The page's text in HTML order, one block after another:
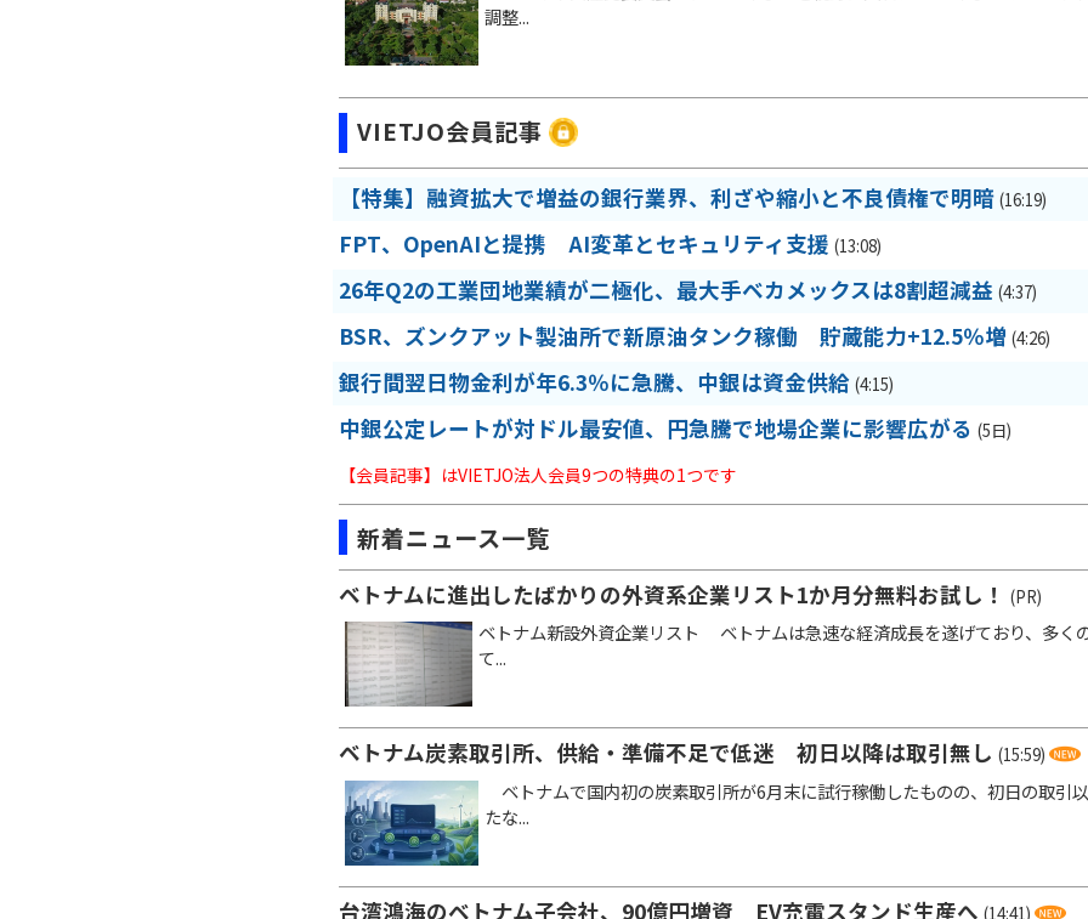
調整...
VIETJO会員記事
【特集】融資拡大で増益の銀行業界、利ざや縮小と不良債権で明暗 (16:19)
FPT、OpenAIと提携 AI変革とセキュリティ支援 (13:08)
26年Q2の工業団地業績が二極化、最大手ベカメックスは8割超減益 (4:37)
BSR、ズンクアット製油所で新原油タンク稼働 貯蔵能力+12.5％増 (4:26)
銀行間翌日物金利が年6.3％に急騰、中銀は資金供給 (4:15)
中銀公定レートが対ドル最安値、円急騰で地場企業に影響広がる (5日)
【会員記事】はVIETJO法人会員9つの特典の1つです
新着ニュース一覧
ベトナムに進出したばかりの外資系企業リスト1か月分無料お試し！ (PR)
ベトナム新設外資企業リスト ベトナムは急速な経済成長を遂げており、多く
て...
ベトナム炭素取引所、供給・準備不足で低迷 初日以降は取引無し (15:59)
ベトナムで国内初の炭素取引所が6月末に試行稼働したものの、初日の取引
たな...
台湾鴻海のベトナム子会社、90億円増資 EV充電スタンド生産へ (14:41)